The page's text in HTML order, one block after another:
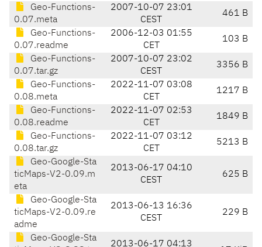
Geo-Functions-
0.07.meta
2007-10-07 23:01
CEST
461 B
Geo-Functions-
0.07.readme
2006-12-03 01:55
CET
103 B
Geo-Functions-
0.07.tar.gz
2007-10-07 23:02
CEST
3356 B
Geo-Functions-
0.08.meta
2022-11-07 03:08
CET
1217 B
Geo-Functions-
0.08.readme
2022-11-07 02:53
CET
1849 B
Geo-Functions-
0.08.tar.gz
2022-11-07 03:12
CET
5213 B
Geo-Google-Sta
ticMaps-V2-0.09.m
eta
2013-06-17 04:10
CEST
625 B
Geo-Google-Sta
ticMaps-V2-0.09.re
adme
2013-06-13 16:36
CEST
229 B
Geo-Google-Sta
2013-06-17 04:13